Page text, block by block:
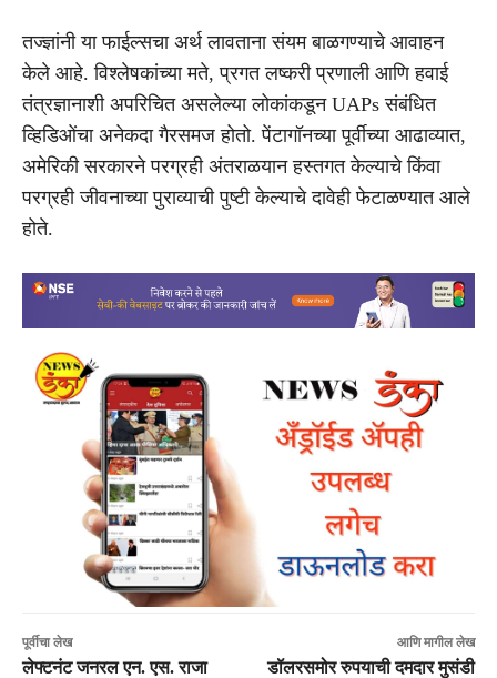
तज्ज्ञांनी या फाईल्सचा अर्थ लावताना संयम बाळगण्याचे आवाहन
केले आहे. विश्लेषकांच्या मते, प्रगत लष्करी प्रणाली आणि हवाई
तंत्रज्ञानाशी अपरिचित असलेल्या लोकांकडून UAPs संबंधित
व्हिडिओंचा अनेकदा गैरसमज होतो. पेंटागॉनच्या पूर्वीच्या आढाव्यात,
अमेरिकी सरकारने परग्रही अंतराळयान हस्तगत केल्याचे किंवा
परग्रही जीवनाच्या पुराव्याची पुष्टी केल्याचे दावेही फेटाळण्यात आले
होते.
पूर्वीचा लेख
लेफ्टनंट जनरल एन. एस. राजा
आणि मागील लेख
डॉलरसमोर रुपयाची दमदार मुसंडी